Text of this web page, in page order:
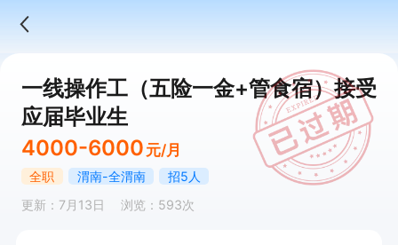
一线操作工（五险一金+管食宿）接受
应届毕业生
4000-6000 元/月
全职 渭南-全渭南
招5人
更新：7月13日
浏览：593次